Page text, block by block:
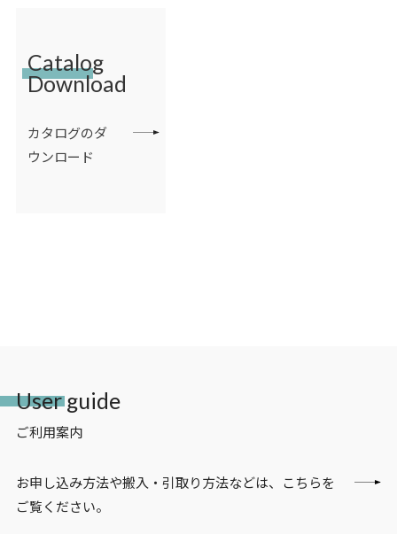
Catalog
Download
カタログのダ
ウンロード
User guide
ご利用案内
お申し込み方法や搬入・引取り方法などは、こちらを
ご覧ください。